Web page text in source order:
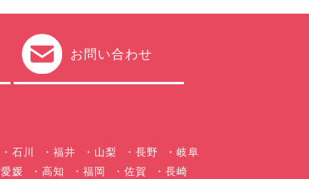
お問い合わせ
石川 福井 山梨 長野
岐阜
愛媛 高知 福岡 佐賀
長崎